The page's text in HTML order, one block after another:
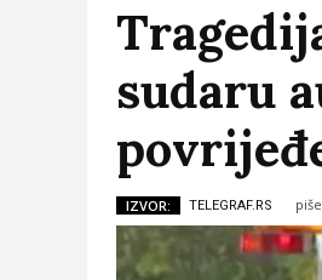
sudaru
IZVOR: TELEGRAF.RS